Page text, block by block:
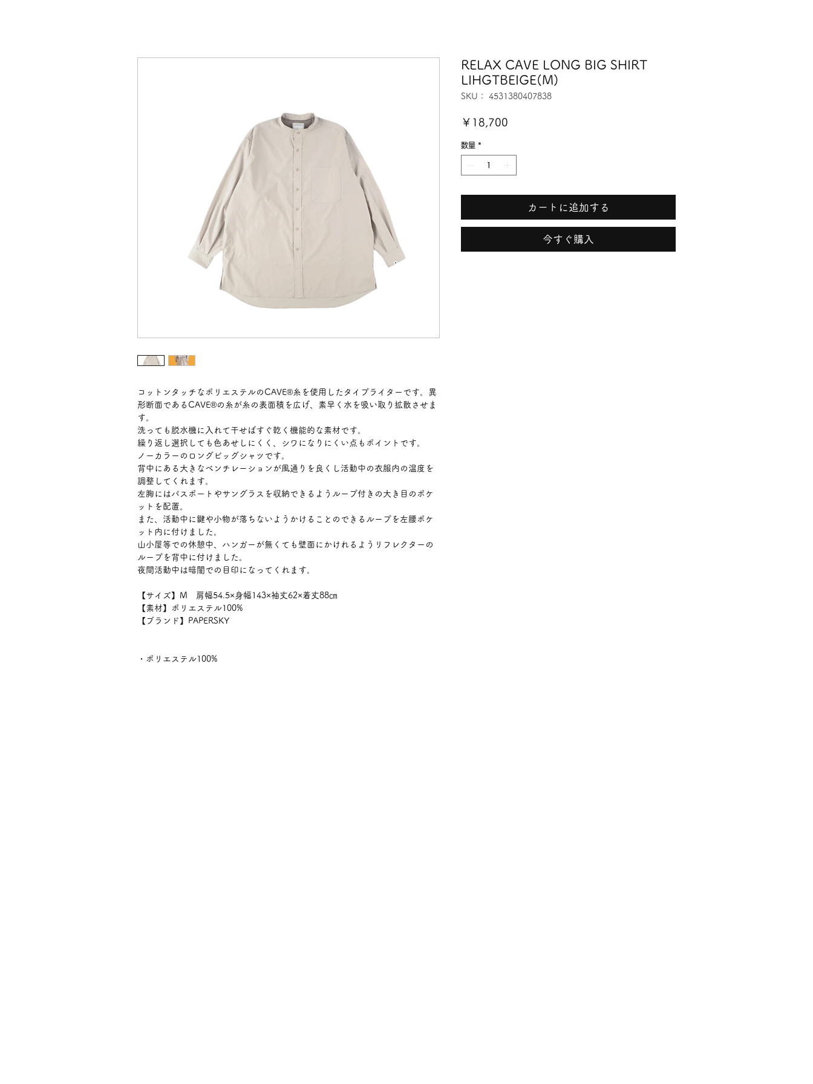
コットンタッチなポリエステルのCAVE®糸を使用したタイプライターです。異
形断面であるCAVE®の糸が糸の表面積を広げ、素早く水を吸い取り拡散させま
す。
洗っても脱水機に入れて干せばすぐ乾く機能的な素材です。
繰り返し選択しても色あせしにくく、シワになりにくい点もポイントです。
ノーカラーのロングビッグシャツです。
背中にある大きなベンチレーションが風通りを良くし活動中の衣服内の温度を
調整してくれます。
左胸にはパスポートやサングラスを収納できるようループ付きの大き目のポケ
ットを配置。
また、活動中に鍵や小物が落ちないようかけることのできるループを左腰ポケ
ット内に付けました。
山小屋等での休憩中、ハンガーが無くても壁面にかけれるようリフレクターの
ループを背中に付けました。
夜間活動中は暗闇での目印になってくれます。
【サイズ】M 肩幅54.5×身幅143×袖丈62×着丈88㎝
【素材】ポリエステル100%
【ブランド】PAPERSKY
・ポリエステル100%
RELAX CAVE LONG BIG SHIRT
LIHGTBEIGE(M)
SKU： 4531380407838
￥18,700
数量 *
カートに追加する
今すぐ購入